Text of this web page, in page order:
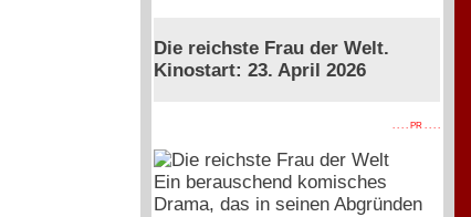
Die reichste Frau der Welt.
Kinostart: 23. April 2026
. . . . PR . . . .
Ein berauschend komisches
Drama, das in seinen Abgründen